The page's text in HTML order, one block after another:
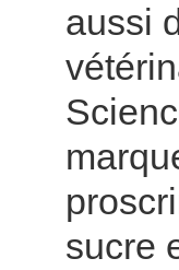
aussi
sucre